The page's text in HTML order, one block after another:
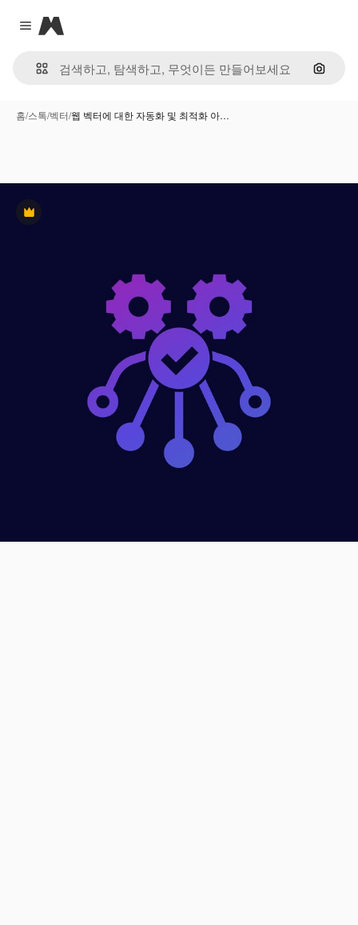
Close menu
Magnific
이미지
홈/스톡/벡터/웹 벡터에 대한 자동화 및 최적화 아…
프리미엄